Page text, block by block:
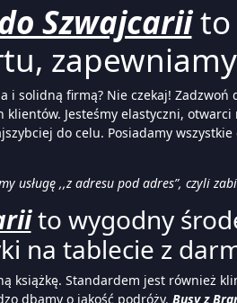
Szwajcariito
i solidną firmą? Nie czekaj!
Jesteśmy elastyczni,
do celu. Posiadamy
usługę ,,z adresu pod adres”, czyli
to wygodny
na tablecie z
książkę. Standardem jest również
dbamy o jakość podróży. Busy z